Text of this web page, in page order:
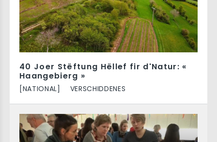
40 Joer Stëftung Hëllef fir d'Natur: «
Haangebierg »
[NATIONAL] VERSCHIDDENES